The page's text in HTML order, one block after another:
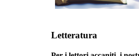
Letteratura